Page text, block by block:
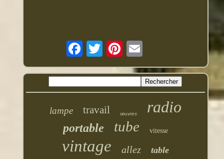
lampe travail œuvres radio
portable tube vitesse
vintage allez table